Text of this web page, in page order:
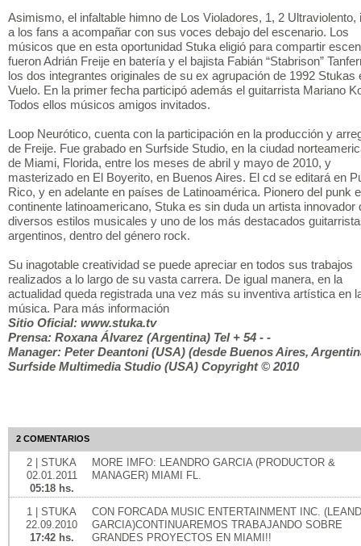
Asimismo, el infaltable himno de Los Violadores, 1, 2 Ultraviolento,
a los fans a acompañar con sus voces debajo del escenario. Los
músicos que en esta oportunidad Stuka eligió para compartir
fueron Adrián Freije en batería y el bajista Fabián “Stabrison”
los dos integrantes originales de su ex agrupación de 1992 Stukas
Vuelo. En la primer fecha participó además el guitarrista Mariano
Todos ellos músicos amigos invitados.
Loop Neurótico, cuenta con la participación en la producción y
de Freije. Fue grabado en Surfside Studio, en la ciudad
de Miami, Florida, entre los meses de abril y mayo de 2010, y
masterizado en El Boyerito, en Buenos Aires. El cd se editará en
Rico, y en adelante en países de Latinoamérica. Pionero del punk
continente latinoamericano, Stuka es sin duda un artista innovador
diversos estilos musicales y uno de los más destacados
argentinos, dentro del género rock.
Su inagotable creatividad se puede apreciar en todos sus trabajos
realizados a lo largo de su vasta carrera. De igual manera, en la
actualidad queda registrada una vez más su inventiva artística en
música. Para más información
Sitio Oficial: www.stuka.tv
Prensa: Roxana Álvarez (Argentina) Tel + 54 - -
Manager: Peter Deantoni (USA) (desde Buenos Aires,
Surfside Multimedia Studio (USA) Copyright © 2010
2 COMENTARIOS
2 | STUKA
02.01.2011
05:18 hs.
MORE IMFO: LEANDRO GARCIA (PRODUCTOR &
MANAGER) MIAMI FL.
1 | STUKA
22.09.2010
17:42 hs.
CON FORCADA MUSIC ENTERTAINMENT INC.
GARCIA)CONTINUAREMOS TRABAJANDO SOBRE
GRANDES PROYECTOS EN MIAMI!!